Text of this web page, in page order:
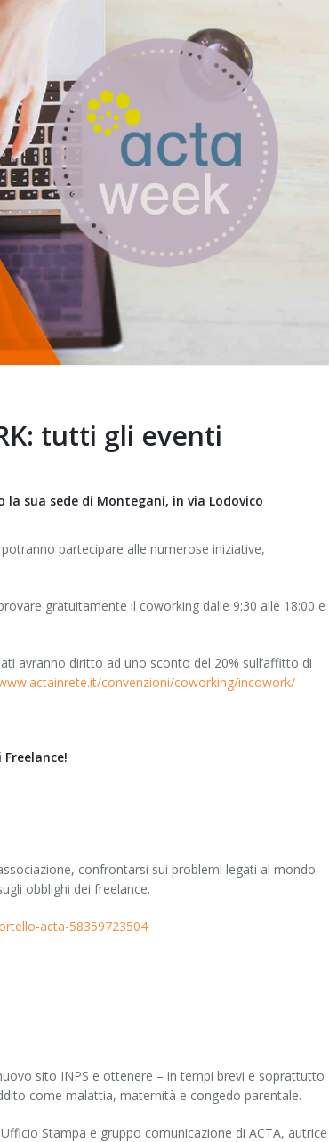
tutti gli eventi
la sua sede di Montegani, in via Lodovico
partecipare alle numerose iniziative,
gratuitamente il coworking dalle 9:30 alle 18:00 e
avranno diritto ad uno sconto del 20% sull’affitto di
convenzioni/coworking/incowork/
confrontarsi sui problemi legati al mondo
obblighi dei freelance.
acta-58359723504
sito INPS e ottenere – in tempi brevi e soprattutto
come malattia, maternità e congedo parentale.
Stampa e gruppo comunicazione di ACTA, autrice